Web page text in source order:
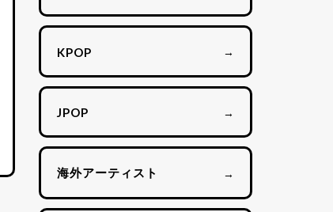
KPOP →
JPOP →
海外アーティスト →